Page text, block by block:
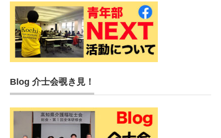
Blog 介士会覗き見！